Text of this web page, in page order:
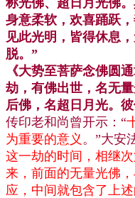
身意柔软，欢喜踊跃
见此光明，皆得休息
脱。”
《大势至菩萨念佛圆
劫，有佛出世，名无
后佛，名超日月光。
传印老和尚曾开示：“
为重要的意义 。”大安
这一劫的时间，相继次
来，前面的无量光佛
应，中间就包含了上